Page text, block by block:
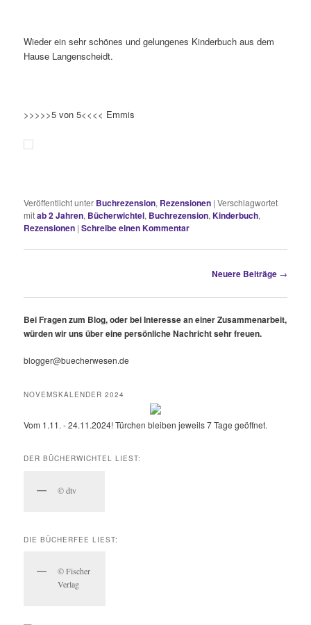
Wieder ein sehr schönes und gelungenes Kinderbuch aus dem
Hause Langenscheidt.
>>>>>5 von 5<<<< Emmis
Veröffentlicht unter Buchrezension, Rezensionen |Verschlagwortet
mitab 2 Jahren, Bücherwichtel, Buchrezension,Kinderbuch,
Rezensionen |Schreibe einen Kommentar
Neuere Beiträge →
Bei Fragen zum Blog, oder bei Interesse an einer Zusammenarbeit,
würden wir uns über eine persönliche Nachricht sehr freuen.
blogger@buecherwesen.de
NOVEMSKALENDER 2024
Vom 1.11. - 24.11.2024! Türchen bleiben jeweils 7 Tage geöffnet.
DER BÜCHERWICHTEL LIEST:
© dtv
DIE BÜCHERFEE LIEST:
© Fischer
Verlag